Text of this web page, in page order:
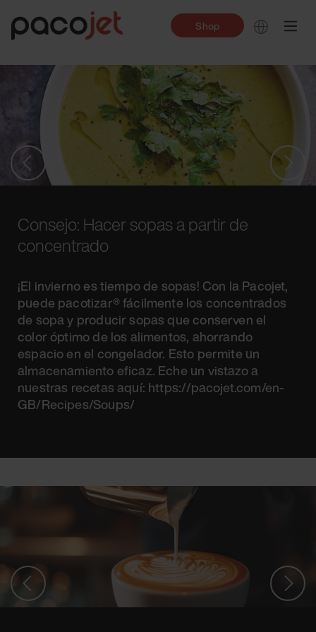
Shop
Consejo: Hacer sopas a partir de
concentrado
¡El invierno es tiempo de sopas! Con la Pacojet,
puede pacotizar® fácilmente los concentrados
de sopa y producir sopas que conserven el
color óptimo de los alimentos, ahorrando
espacio en el congelador. Esto permite un
almacenamiento eficaz. Eche un vistazo a
nuestras recetas aquí: https://pacojet.com/en-
GB/Recipes/Soups/